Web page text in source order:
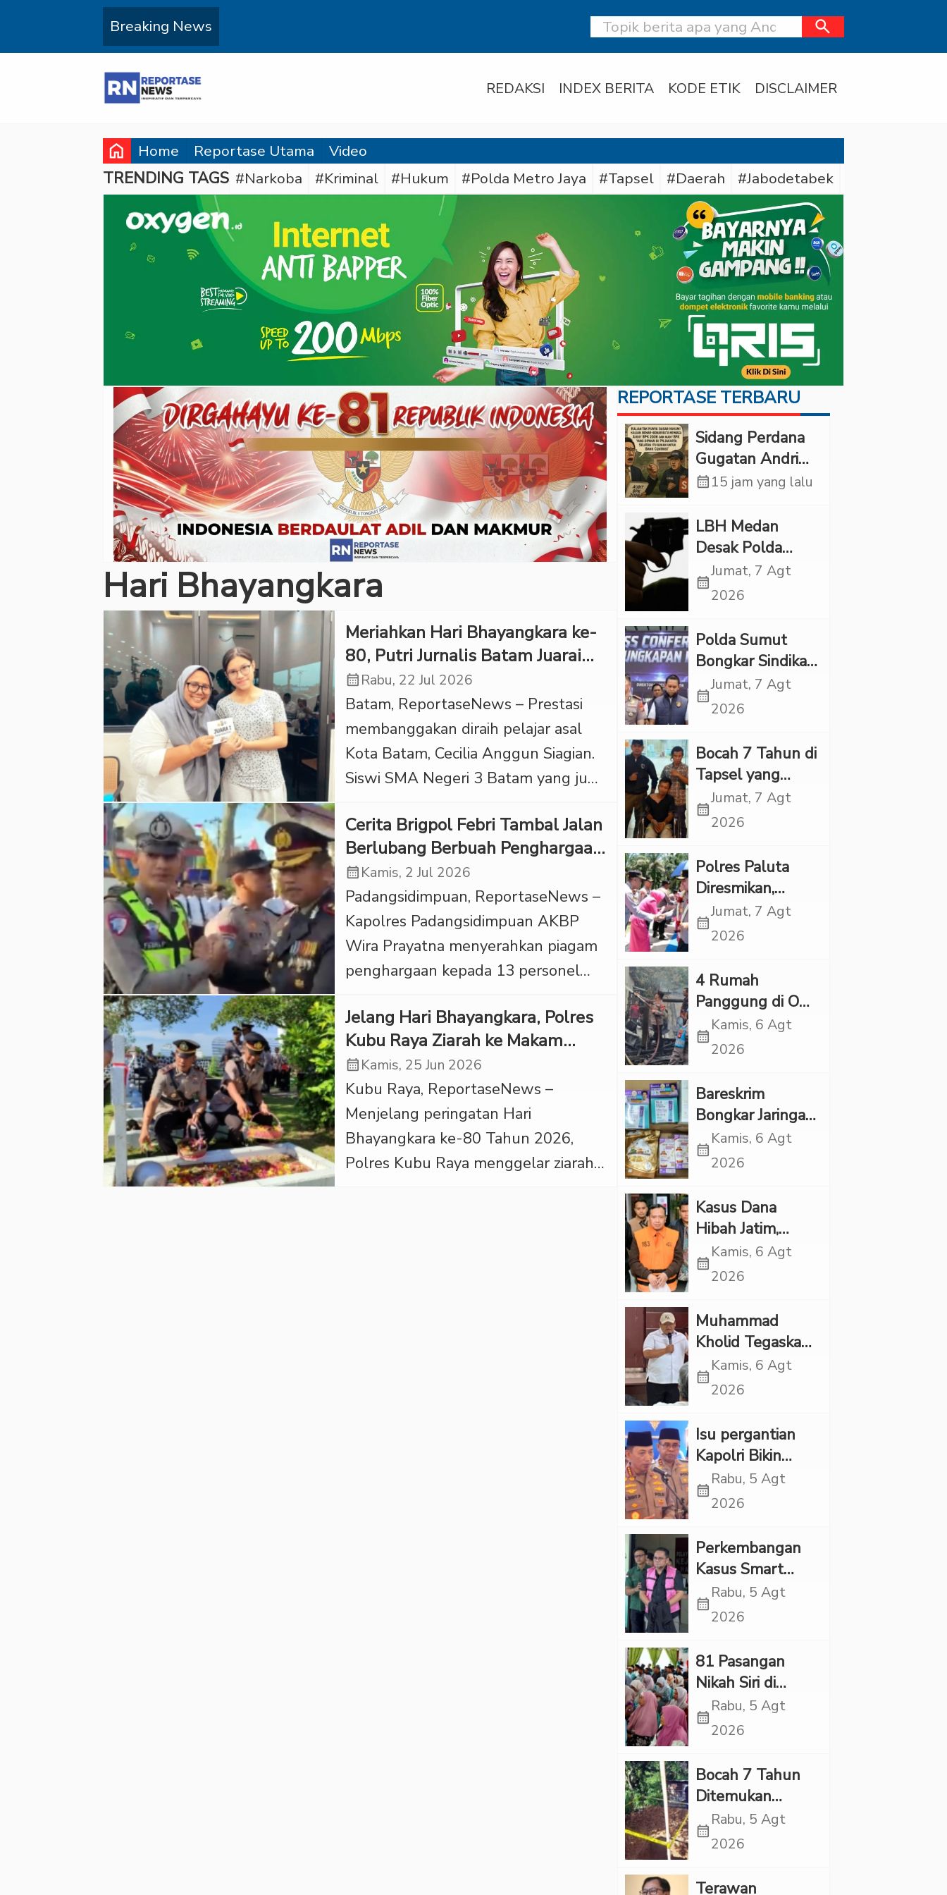
Breaking News search
REDAKSI INDEX BERITA KODE ETIK DISCLAIMER
home Home Reportase Utama Video
TRENDING TAGS #Narkoba #Kriminal #Hukum #Polda Metro Jaya #Tapsel #Daerah #Jabodetabek
Hari Bhayangkara
Meriahkan Hari Bhayangkara ke-
80, Putri Jurnalis Batam Juarai
Lomba Surat untuk Polisi
calendar_monthRabu, 22 Jul 2026
Batam, ReportaseNews – Prestasi
membanggakan diraih pelajar asal
Kota Batam, Cecilia Anggun Siagian.
Siswi SMA Negeri 3 Batam yang juga
sukses meraih Juara I pada Lomba
Menulis Surat untuk Polisi yang
digelar dalam rangka memperingati
Hari Bhayangkara ke-80 Tahun 2026.
‎Keberhasilan Cecilia menjadi bukti
bahwa budaya literasi yang
ditanamkan sejak dini […]
Cerita Brigpol Febri Tambal Jalan
Berlubang Berbuah Penghargaan
di Hari Bhayangkara
calendar_monthKamis, 2 Jul 2026
Padangsidimpuan, ReportaseNews –
Kapolres Padangsidimpuan AKBP
Wira Prayatna menyerahkan piagam
penghargaan kepada 13 personel
peringatan Hari Bhayangkara ke-80
yang digelar di Mapolres
Padangsidimpuan, Rabu (1/7/2026).
Berbeda dari apresiasi penegakan
hukum biasa, momentum kali ini
menyorotan secara khusus aksi
kemanusiaan di luar tanggung jawab
Jelang Hari Bhayangkara, Polres
Kubu Raya Ziarah ke Makam
Pahlawan
calendar_monthKamis, 25 Jun 2026
Kubu Raya, ReportaseNews –
Menjelang peringatan Hari
Bhayangkara ke-80 Tahun 2026,
Polres Kubu Raya menggelar ziarah
REPORTASE TERBARU
Sidang Perdana
Gugatan Andri
Tedjadharma di
KPKNL dan
PUPN Mangkir
calendar_month15 jam yang lalu
LBH Medan
Desak Polda
Sumut Usut
Kematian Winda
calendar_month
Jumat, 7 Agt
2026
Polda Sumut
Bongkar Sindikat
Scamming
Internasional,
Rp6,7 Miliar
calendar_month
Jumat, 7 Agt
2026
Bocah 7 Tahun di
Tapsel yang
Ditemukan
Tewas di Sumur
Kekerasan
Seksual
calendar_month
Jumat, 7 Agt
2026
Polres Paluta
Diresmikan,
Begini
Tanggapan
calendar_month
Jumat, 7 Agt
2026
‎4 Rumah
Panggung di OKI
Ludes Terbakar,
Kerugian Capai
calendar_month
Kamis, 6 Agt
2026
Bareskrim
Bongkar Jaringan
Etomidate dari
Thailand, 4
calendar_month
Kamis, 6 Agt
2026
Kasus Dana
Hibah Jatim,
Siliwangi: Partai
Punya Tanggung
calendar_month
Kamis, 6 Agt
2026
Muhammad
Kholid Tegaskan
Propaganda
LGBT Harus
Minta Negara
Melindungi
Korban
calendar_month
Kamis, 6 Agt
2026
Isu pergantian
Kapolri Bikin
Panas, JMP Puji
Respons Jenderal
“Adem”
calendar_month
Rabu, 5 Agt
2026
Perkembangan
Kasus Smart
Village, Jaksa
Kembali Periksa
calendar_month
Rabu, 5 Agt
2026
81 Pasangan
Nikah Siri di
Tapsel Ikuti
Sidang Isbat
calendar_month
Rabu, 5 Agt
2026
Bocah 7 Tahun
Ditemukan
Tewas dalam
Sumur di Tapsel,
Kekerasan
calendar_month
Rabu, 5 Agt
2026
Terawan